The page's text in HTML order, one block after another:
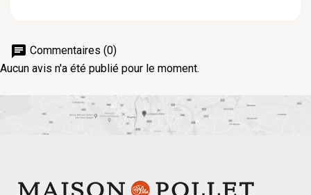
chat Commentaires (0)
Aucun avis n'a été publié pour le moment.